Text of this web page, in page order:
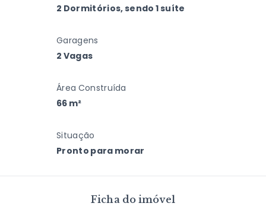
2 Dormitórios, sendo 1 suíte
Garagens
2 Vagas
Área Construída
66 m²
Situação
Pronto para morar
Ficha do imóvel